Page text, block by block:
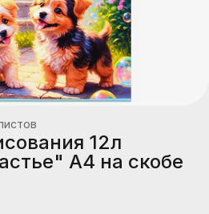
принадлежности
12л
А4 на скобе